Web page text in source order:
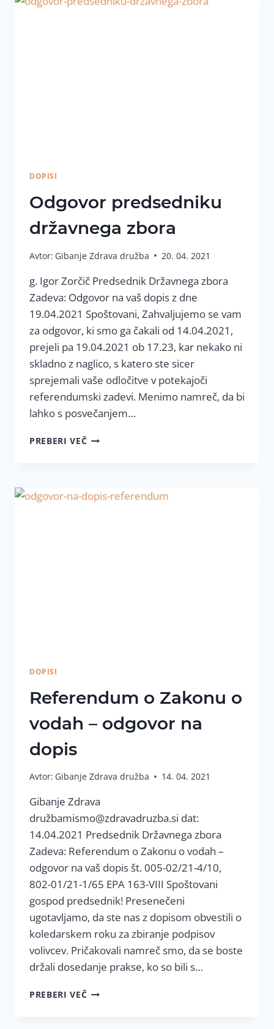
REFERENDUM?
DOPISI
Odgovor predsedniku
državnega zbora
Avtor: Gibanje Zdrava družba 20. 04. 2021
g. Igor Zorčič Predsednik Državnega zbora
Zadeva: Odgovor na vaš dopis z dne
19.04.2021 Spoštovani, Zahvaljujemo se vam
za odgovor, ki smo ga čakali od 14.04.2021,
prejeli pa 19.04.2021 ob 17.23, kar nekako ni
skladno z naglico, s katero ste sicer
sprejemali vaše odločitve v potekajoči
referendumski zadevi. Menimo namreč, da bi
lahko s posvečanjem…
PREBERI VEČODGOVOR
DOPISI
Referendum o Zakonu o
vodah – odgovor na
dopis
Avtor: Gibanje Zdrava družba 14. 04. 2021
Gibanje Zdrava
družbamismo@zdravadruzba.si dat:
14.04.2021 Predsednik Državnega zbora
Zadeva: Referendum o Zakonu o vodah –
odgovor na vaš dopis št. 005-02/21-4/10,
802-01/21-1/65 EPA 163-VIII Spoštovani
gospod predsednik! Presenečeni
ugotavljamo, da ste nas z dopisom obvestili o
koledarskem roku za zbiranje podpisov
volivcev. Pričakovali namreč smo, da se boste
držali dosedanje prakse, ko so bili s…
PREBERI VEČREFERENDUM